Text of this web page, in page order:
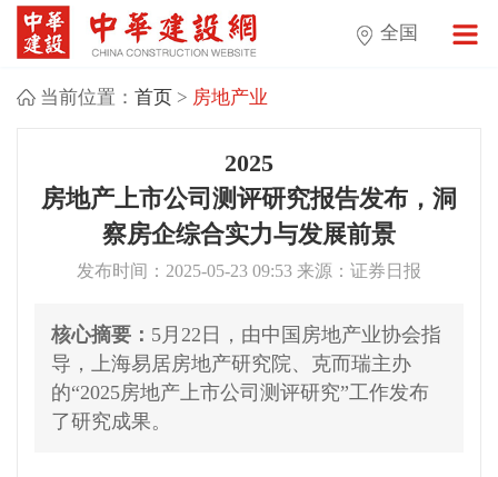
全国
当前位置： 首页> 房地产业
2025
房地产上市公司测评研究报告发布，洞
察房企综合实力与发展前景
发布时间：2025-05-23 09:53 来源：证券日报
核心摘要： 5月22日，由中国房地产业协会指
导，上海易居房地产研究院、克而瑞主办
的“2025房地产上市公司测评研究”工作发布
了研究成果。